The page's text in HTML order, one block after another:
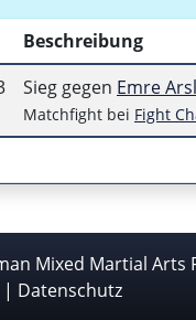
Beschreibung
Sieg gegen Emre
Matchfight bei Fight
Mixed Martial Arts
| Datenschutz